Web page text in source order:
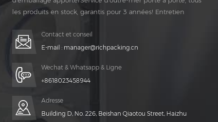
les produits en stock, garantis pour 3 années! Entretien
Contact et conseil
E-mail : manager@richpacking.cn
Wechat & Whatsapp & Ligne
+8618023458944
Adresse
Building D, No. 226, Beishan Qiaotou Street, Haizhu